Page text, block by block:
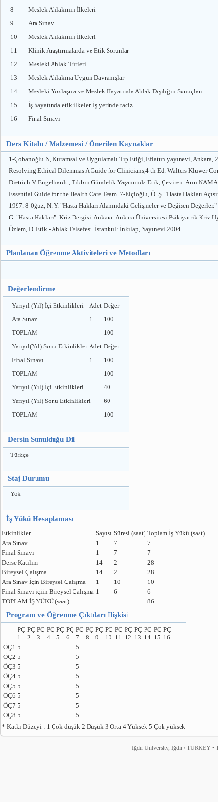
8
Meslek Ahlakının İlkeleri
9
Ara Sınav
10
Meslek Ahlakının İlkeleri
11
Klinik Araştırmalarda ve Etik Sorunlar
12
Mesleki Ahlak Türleri
13
Meslek Ahlakına Uygun Davranışlar
14
Mesleki Yozlaşma ve Meslek Hayatında Ahlak Dışılığın Sonuçları
15
İş hayatında etik ilkeler. İş yerinde taciz.
16
Final Sınavı
Ders Kitabı / Malzemesi / Önerilen Kaynaklar
1-Çobanoğlu N, Kuramsal ve Uygulamalı Tıp Etiği, Eflatun yayınevi, Ankara,
Resolving Ethical Dilemmas A Guide for Clinicians,4 th Ed. Walters Kluwer
Dietrich V. Engelhardt., Tıbbın Gündelik Yaşamında Etik, Çeviren: Arın
Essential Guide for the Health Care Team. 7-Elçioğlu, Ö. Ş. "Hasta Hakları
1997. 8-0ğuz, N. Y. "Hasta Hakları Alanındaki Gelişmeler ve Değişen
G. "Hasta Hakları". Kriz Dergisi. Ankara: Ankara Üniversitesi Psikiyatrik Kriz
Özlem, D. Etik - Ahlak Felsefesi. İstanbul: İnkılap, Yayınevi 2004.
Planlanan Öğrenme Aktiviteleri ve Metodları
Değerlendirme
Yarıyıl (Yıl) İçi Etkinlikleri Adet Değer
Ara Sınav
1
100
TOPLAM
100
Yarıyıl(Yıl) Sonu Etkinlikler Adet Değer
Final Sınavı
1
100
TOPLAM
100
Yarıyıl (Yıl) İçi Etkinlikleri
40
Yarıyıl (Yıl) Sonu Etkinlikleri
60
TOPLAM
100
Dersin Sunulduğu Dil
Türkçe
Staj Durumu
Yok
İş Yükü Hesaplaması
Etkinlikler Sayısı Süresi (saat) Toplam İş Yükü (saat)
Ara Sınav
1 7
7
Final Sınavı
1 7
7
Derse Katılım
14 2
28
Bireysel Çalışma
14 2
28
Ara Sınav İçin Bireysel Çalışma
1 10
10
Final Sınavı içiin Bireysel Çalışma 1 6
6
TOPLAM İŞ YÜKÜ (saat)
86
Program ve Öğrenme Çıktıları İlişkisi
PÇ
1
PÇ
2
PÇ
3
PÇ
4
PÇ
5
PÇ
6
PÇ
7
PÇ
8
PÇ
9
PÇ
10
PÇ
11
PÇ
12
PÇ
13
PÇ
14
PÇ
15
PÇ
16
ÖÇ1 5
5
ÖÇ2 5
5
ÖÇ3 5
5
ÖÇ4 5
5
ÖÇ5 5
5
ÖÇ6 5
5
ÖÇ7 5
5
ÖÇ8 5
5
* Katkı Düzeyi : 1 Çok düşük 2 Düşük 3 Orta 4 Yüksek 5 Çok yüksek
Iğdır University, Iğdır / TURKEY •